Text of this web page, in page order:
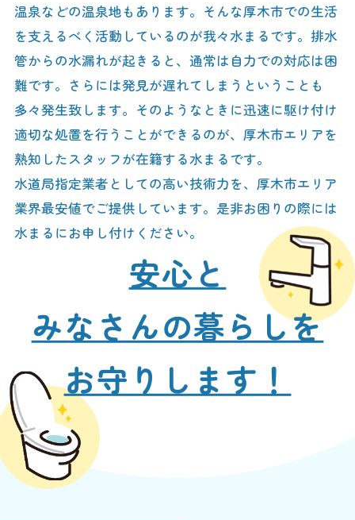
温泉などの温泉地もあります。そんな厚木市での生活
を支えるべく活動しているのが我々水まるです。排水
管からの水漏れが起きると、通常は自力での対応は困
難です。さらには発見が遅れてしまうということも
多々発生致します。そのようなときに迅速に駆け付け
適切な処置を行うことができるのが、厚木市エリアを
熟知したスタッフが在籍する水まるです。
水道局指定業者としての高い技術力を、厚木市エリア
業界最安値でご提供しています。是非お困りの際には
水まるにお申し付けください。
安心と
みなさんの暮らしを
お守りします！